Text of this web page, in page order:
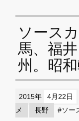
ソース
馬、福
州。昭和
2015年 4月22日
メ
長野 #ソー